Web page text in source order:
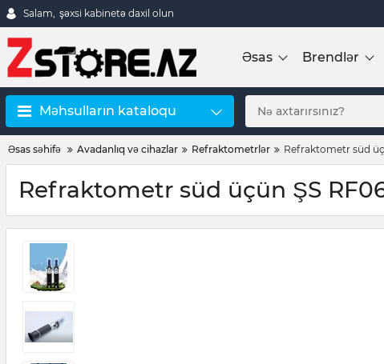
Salam, şəxsi kabinetə daxil olun
Əsas Brendlər
Məhsulların kataloqu
Əsas səhifə Avadanlıq və cihazlar Refraktometrlər Refraktometr süd
Refraktometr süd üçün ŞS